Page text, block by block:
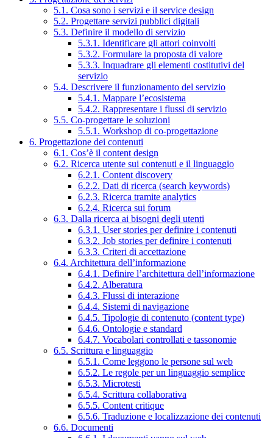
5.1. Cosa sono i servizi e il service design
5.2. Progettare servizi pubblici digitali
5.3. Definire il modello di servizio
5.3.1. Identificare gli attori coinvolti
5.3.2. Formulare la proposta di valore
5.3.3. Inquadrare gli elementi costitutivi del
servizio
5.4. Descrivere il funzionamento del servizio
5.4.1. Mappare l’ecosistema
5.4.2. Rappresentare i flussi di servizio
5.5. Co-progettare le soluzioni
5.5.1. Workshop di co-progettazione
6. Progettazione dei contenuti
6.1. Cos’è il content design
6.2. Ricerca utente sui contenuti e il linguaggio
6.2.1. Content discovery
6.2.2. Dati di ricerca (search keywords)
6.2.3. Ricerca tramite analytics
6.2.4. Ricerca sui forum
6.3. Dalla ricerca ai bisogni degli utenti
6.3.1. User stories per definire i contenuti
6.3.2. Job stories per definire i contenuti
6.3.3. Criteri di accettazione
6.4. Architettura dell’informazione
6.4.1. Definire l’architettura dell’informazione
6.4.2. Alberatura
6.4.3. Flussi di interazione
6.4.4. Sistemi di navigazione
6.4.5. Tipologie di contenuto (content type)
6.4.6. Ontologie e standard
6.4.7. Vocabolari controllati e tassonomie
6.5. Scrittura e linguaggio
6.5.1. Come leggono le persone sul web
6.5.2. Le regole per un linguaggio semplice
6.5.3. Microtesti
6.5.4. Scrittura collaborativa
6.5.5. Content critique
6.5.6. Traduzione e localizzazione dei contenuti
6.6. Documenti